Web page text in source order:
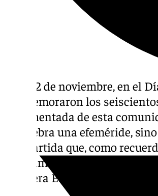
Este 22 de noviembre, en el
conmemoraron los
documentada de esta
se celebra una efeméride,
compartida que, como
programa ‘Llegó la hora’ de
existiera España como